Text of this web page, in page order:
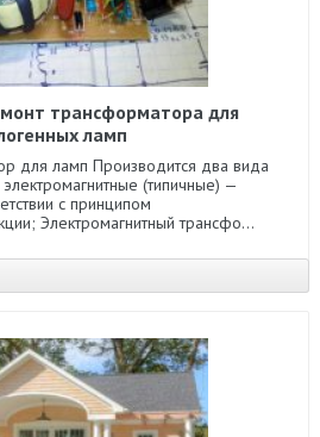
трансформатора для
ламп
для ламп Производится два вида
(типичные) —
с принципом
Электромагнитный трансфо...